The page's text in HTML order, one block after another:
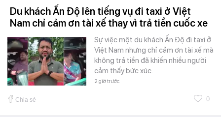
Du khách Ấn Độ lên tiếng vụ đi taxi ở Việt
Nam chỉ cảm ơn tài xế thay vì trả tiền cuốc xe
Sự việc một du khách Ấn Độ đi taxi ở
Việt Nam nhưng chỉ cảm ơn tài xế mà
không trả tiền đã khiến nhiều người
cảm thấy bức xúc.
2 giờ trước
Chia sẻ 0